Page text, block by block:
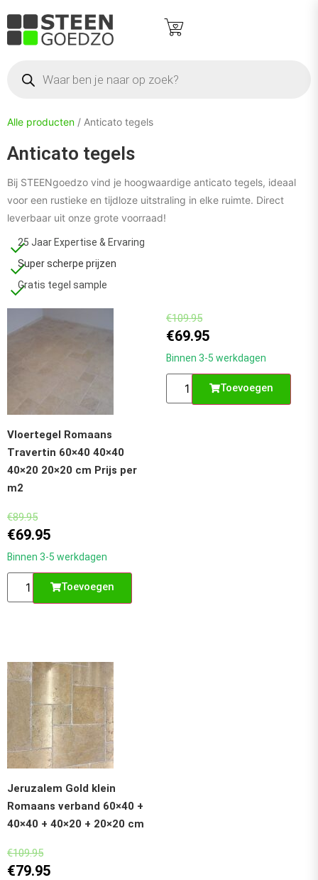
Alle producten / Anticato tegels
Anticato tegels
Bij STEENgoedzo vind je hoogwaardige anticato tegels, ideaal
voor een rustieke en tijdloze uitstraling in elke ruimte. Direct
leverbaar uit onze grote voorraad!
25 Jaar Expertise & Ervaring
Super scherpe prijzen
Gratis tegel sample
Vloertegel Romaans
Travertin 60×40 40×40
40×20 20×20 cm Prijs per
m2
€89.95
€69.95
Binnen 3-5 werkdagen
Toevoegen
€109.95
€69.95
Binnen 3-5 werkdagen
Toevoegen
Jeruzalem Gold klein
Romaans verband 60×40 +
40×40 + 40×20 + 20×20 cm
€109.95
€79.95